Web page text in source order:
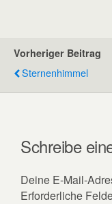
Vorheriger Beitrag
Sternenhimmel
Schreibe
Deine E-Mail-
Erforderliche